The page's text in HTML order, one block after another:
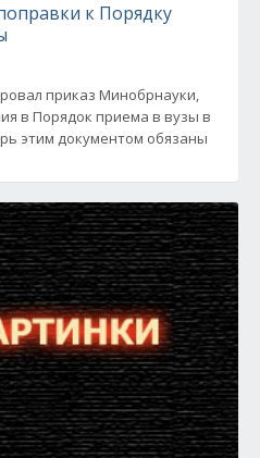
к Порядку
приказ Минобрнауки,
в Порядок приема в вузы в
этим документом обязаны